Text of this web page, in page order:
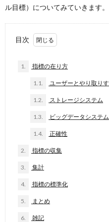
ル目標）についてみていきます。
目次
1. 指標の在り方
1.1. ユーザーとやり取り
1.2. ストレージシステム
1.3. ビッグデータシステム
1.4. 正確性
2. 指標の収集
3. 集計
4. 指標の標準化
5. まとめ
6. 雑記